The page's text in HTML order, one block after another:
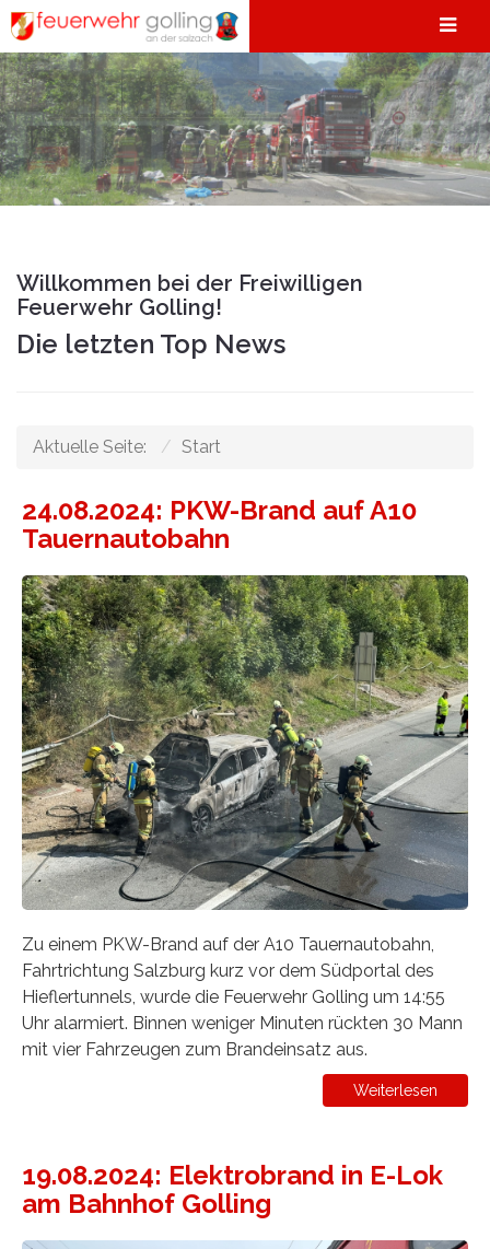
Willkommen bei der Freiwilligen
Feuerwehr Golling!
Die letzten Top News
Aktuelle Seite: Start
24.08.2024: PKW-Brand auf A10
Tauernautobahn
Zu einem PKW-Brand auf der A10 Tauernautobahn,
Fahrtrichtung Salzburg kurz vor dem Südportal des
Hieflertunnels, wurde die Feuerwehr Golling um 14:55
Uhr alarmiert. Binnen weniger Minuten rückten 30 Mann
mit vier Fahrzeugen zum Brandeinsatz aus.
Weiterlesen
19.08.2024: Elektrobrand in E-Lok
am Bahnhof Golling